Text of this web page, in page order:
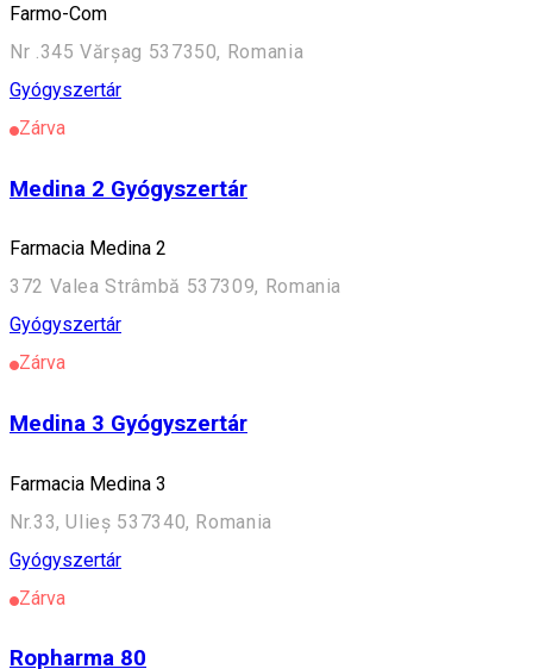
Farmo-Com
Nr .345 Vărșag 537350, Romania
Gyógyszertár
Zárva
Medina 2 Gyógyszertár
Farmacia Medina 2
372 Valea Strâmbă 537309, Romania
Gyógyszertár
Zárva
Medina 3 Gyógyszertár
Farmacia Medina 3
Nr.33, Ulieș 537340, Romania
Gyógyszertár
Zárva
Ropharma 80